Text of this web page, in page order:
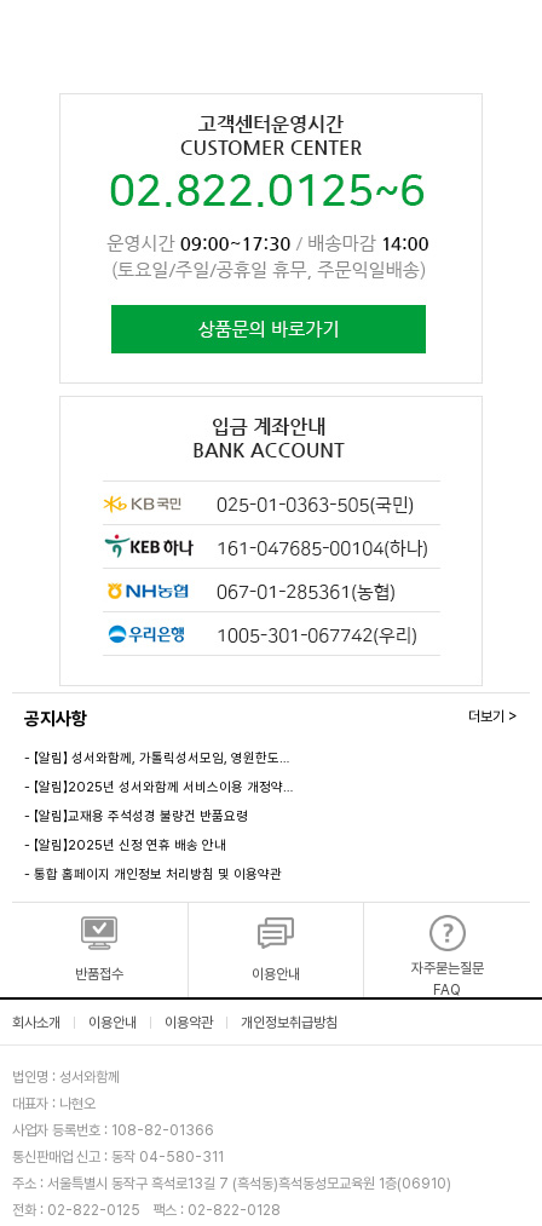
공지사항
- 【알림】 성서와함께, 가톨릭성서모임, 영원한도…
- 【알림】2025년 성서와함께 서비스이용 개정약…
- 【알림】교재용 주석성경 불량건 반품요령
- 【알림】2025년 신정 연휴 배송 안내
- 통합 홈페이지 개인정보 처리방침 및 이용약관
더보기 >
반품접수 이용안내
자주묻는질문
FAQ
회사소개
이용안내 이용약관 개인정보취급방침
법인명 : 성서와함께
대표자 : 나현오
사업자 등록번호 : 108-82-01366
통신판매업 신고 : 동작 04-580-311
주소 : 서울특별시 동작구 흑석로13길 7 (흑석동)흑석동성모교육원 1층(06910)
전화 : 02-822-0125
팩스 : 02-822-0128